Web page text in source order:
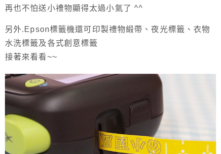
再也不怕送小禮物顯得太過小氣了 ^^
另外.Epson標籤機還可印製禮物緞帶、夜光標籤、衣物
水洗標籤及各式創意標籤
接著來看看~~